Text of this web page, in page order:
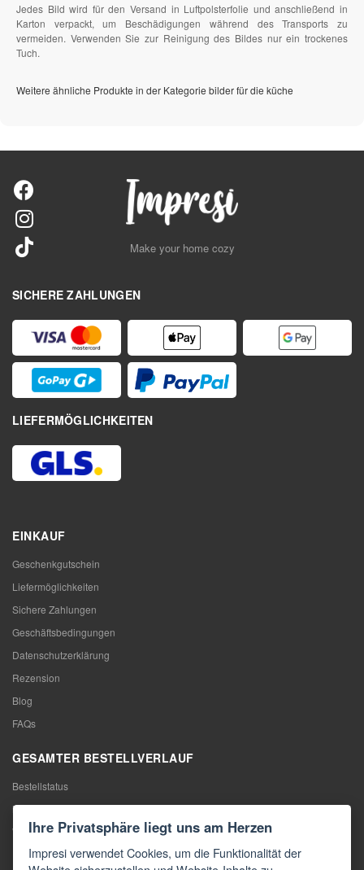
Jedes Bild wird für den Versand in Luftpolsterfolie und anschließend in
Karton verpackt, um Beschädigungen während des Transports zu
vermeiden. Verwenden Sie zur Reinigung des Bildes nur ein trockenes
Tuch.
Weitere ähnliche Produkte in der Kategorie bilder für die küche
Make your home cozy
SICHERE ZAHLUNGEN
LIEFERMÖGLICHKEITEN
EINKAUF
Geschenkgutschein
Liefermöglichkeiten
Sichere Zahlungen
Geschäftsbedingungen
Datenschutzerklärung
Rezension
Blog
FAQs
GESAMTER BESTELLVERLAUF
Bestellstatus
Meine Bestellung
Warentausch
Rücktritt vom Vertrag
Ihre Privatsphäre liegt uns am Herzen
Impresi verwendet Cookies, um die Funktionalität der